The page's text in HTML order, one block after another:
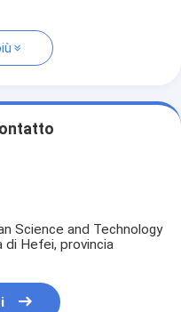
Science and Technology
di Hefei, provincia